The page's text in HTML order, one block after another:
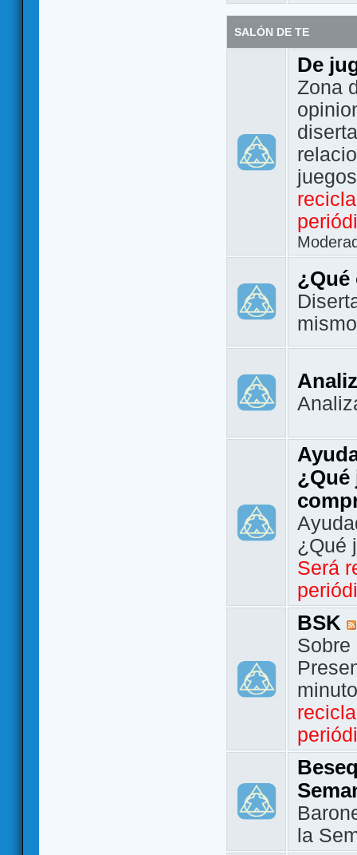
SALÓN DE TE
De
Zona
¿Qué
¿Qué
¿Qué
Será
BSK
Sobre
la